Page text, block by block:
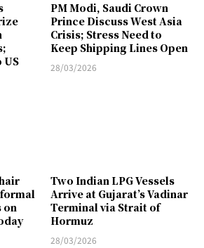
US
PM Modi, Saudi Crown
Prince Discuss West Asia
Crisis; Stress Need to
Keep Shipping Lines Open
28/03/2026
on
Two Indian LPG Vessels
Arrive at Gujarat’s Vadinar
Terminal via Strait of
Hormuz
28/03/2026